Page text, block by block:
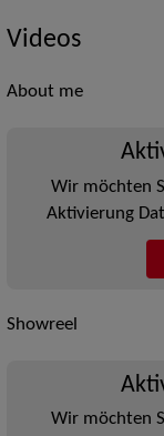
Videos
About me
Wir möchten
Aktivierung
Showreel
Wir möchten